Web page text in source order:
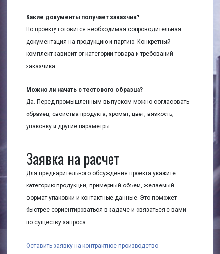
Какие документы получает заказчик?
По проекту готовится необходимая сопроводительная
документация на продукцию и партию. Конкретный
комплект зависит от категории товара и требований
заказчика.
Можно ли начать с тестового образца?
Да. Перед промышленным выпуском можно согласовать
образец, свойства продукта, аромат, цвет, вязкость,
упаковку и другие параметры.
Заявка на расчет
Для предварительного обсуждения проекта укажите
категорию продукции, примерный объем, желаемый
формат упаковки и контактные данные. Это поможет
быстрее сориентироваться в задаче и связаться с вами
по существу запроса.
Оставить заявку на контрактное производство